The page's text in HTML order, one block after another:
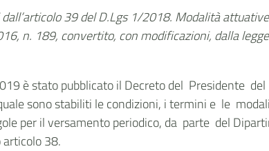
39 del D.Lgs 1/2018. Modalità
n. 189, convertito, con modificazioni, dalla
è stato pubblicato il Decreto del Presidente
sono stabiliti le condizioni, i termini e le
per il versamento periodico, da parte del
38.